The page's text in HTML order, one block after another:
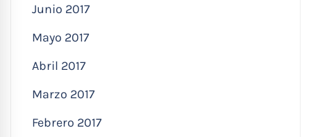
Junio 2017
Mayo 2017
Abril 2017
Marzo 2017
Febrero 2017